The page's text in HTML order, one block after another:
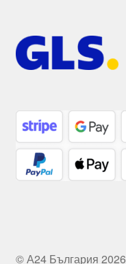
© А24 България 2026